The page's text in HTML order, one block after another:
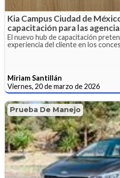
Kia Campus Ciudad de
capacitación para las
El nuevo hub de capacitación
experiencia del cliente en los
Miriam Santillán
Viernes, 20 de marzo de 2026
Prueba De Manejo